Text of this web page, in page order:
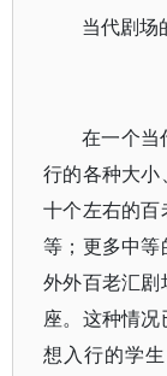
当代剧场
在一个当
行的各种大
十个左右的
等；更多中等
外外百老汇
座。这种情
想入行的学